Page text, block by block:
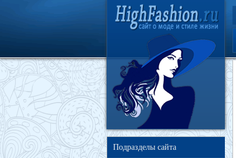
Подразделы сайта